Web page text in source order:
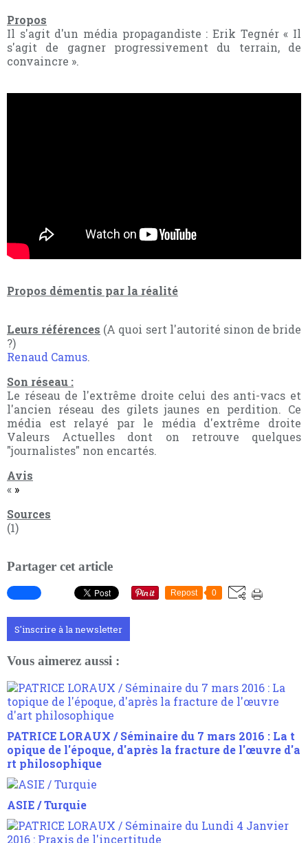
Propos
Il s'agit d'un média propagandiste : Erik Tegnér « Il
s'agit de gagner progressivement du terrain, de
convaincre ».
Propos démentis par la réalité
Leurs références (A quoi sert l'autorité sinon de bride
?)
Renaud Camus.
Son réseau :
Le réseau de l'extrême droite celui des anti-vacs et
l'ancien réseau des gilets jaunes en perdition. Ce
média est relayé par le média d'extrême droite
Valeurs Actuelles dont on retrouve quelques
"journalistes" non encartés.
Avis
« »
Sources
(1)
Partager cet article
Repost 0
S'inscrire à la newsletter
Vous aimerez aussi :
PATRICE LORAUX / Séminaire du 7 mars 2016 : La t
opique de l'époque, d'après la fracture de l'œuvre d'a
rt philosophique
ASIE / Turquie